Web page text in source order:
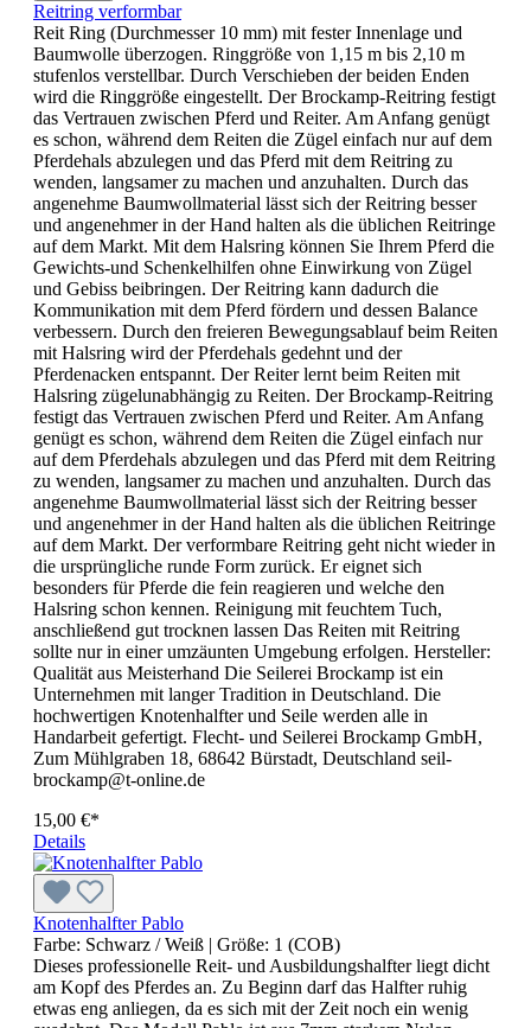
Reitring verformbar
Reit Ring (Durchmesser 10 mm) mit fester Innenlage und
Baumwolle überzogen. Ringgröße von 1,15 m bis 2,10 m
stufenlos verstellbar. Durch Verschieben der beiden Enden
wird die Ringgröße eingestellt. Der Brockamp-Reitring festigt
das Vertrauen zwischen Pferd und Reiter. Am Anfang genügt
es schon, während dem Reiten die Zügel einfach nur auf dem
Pferdehals abzulegen und das Pferd mit dem Reitring zu
wenden, langsamer zu machen und anzuhalten. Durch das
angenehme Baumwollmaterial lässt sich der Reitring besser
und angenehmer in der Hand halten als die üblichen Reitringe
auf dem Markt. Mit dem Halsring können Sie Ihrem Pferd die
Gewichts-und Schenkelhilfen ohne Einwirkung von Zügel
und Gebiss beibringen. Der Reitring kann dadurch die
Kommunikation mit dem Pferd fördern und dessen Balance
verbessern. Durch den freieren Bewegungsablauf beim Reiten
mit Halsring wird der Pferdehals gedehnt und der
Pferdenacken entspannt. Der Reiter lernt beim Reiten mit
Halsring zügelunabhängig zu Reiten. Der Brockamp-Reitring
festigt das Vertrauen zwischen Pferd und Reiter. Am Anfang
genügt es schon, während dem Reiten die Zügel einfach nur
auf dem Pferdehals abzulegen und das Pferd mit dem Reitring
zu wenden, langsamer zu machen und anzuhalten. Durch das
angenehme Baumwollmaterial lässt sich der Reitring besser
und angenehmer in der Hand halten als die üblichen Reitringe
auf dem Markt. Der verformbare Reitring geht nicht wieder in
die ursprüngliche runde Form zurück. Er eignet sich
besonders für Pferde die fein reagieren und welche den
Halsring schon kennen. Reinigung mit feuchtem Tuch,
anschließend gut trocknen lassen Das Reiten mit Reitring
sollte nur in einer umzäunten Umgebung erfolgen. Hersteller:
Qualität aus Meisterhand Die Seilerei Brockamp ist ein
Unternehmen mit langer Tradition in Deutschland. Die
hochwertigen Knotenhalfter und Seile werden alle in
Handarbeit gefertigt. Flecht- und Seilerei Brockamp GmbH,
Zum Mühlgraben 18, 68642 Bürstadt, Deutschland seil-
brockamp@t-online.de
15,00 €*
Details
Knotenhalfter Pablo
Farbe: Schwarz / Weiß | Größe: 1 (COB)
Dieses professionelle Reit- und Ausbildungshalfter liegt dicht
am Kopf des Pferdes an. Zu Beginn darf das Halfter ruhig
etwas eng anliegen, da es sich mit der Zeit noch ein wenig